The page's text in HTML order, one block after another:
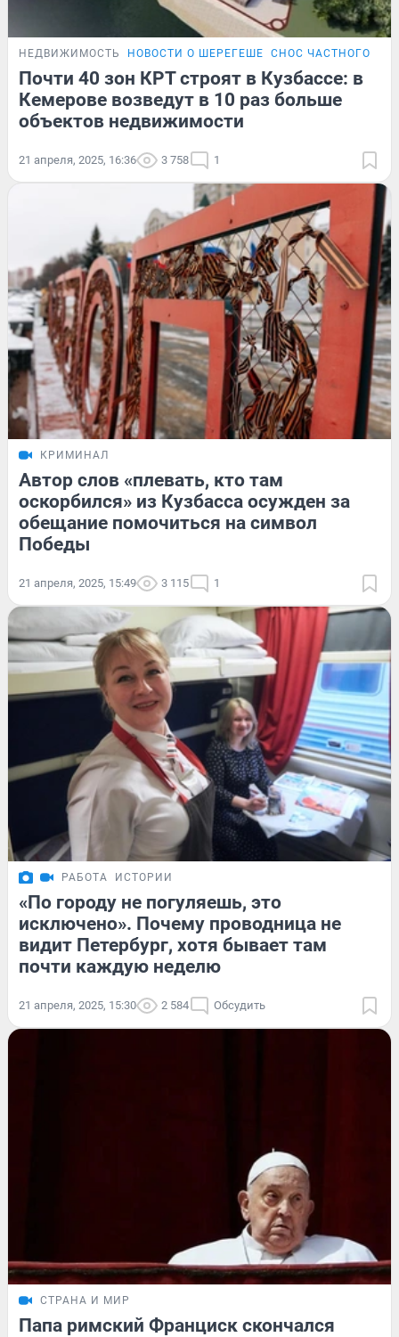
НЕДВИЖИМОСТЬ НОВОСТИ О ШЕРЕГЕШЕ СНОС ЧАСТНОГО
Почти 40 зон КРТ строят в Кузбассе: в
Кемерове возведут в 10 раз больше
объектов недвижимости
21 апреля, 2025, 16:36 3 758 1
КРИМИНАЛ
Автор слов «плевать, кто там
оскорбился» из Кузбасса осужден за
обещание помочиться на символ
Победы
21 апреля, 2025, 15:49 3 115 1
РАБОТА ИСТОРИИ
«По городу не погуляешь, это
исключено». Почему проводница не
видит Петербург, хотя бывает там
почти каждую неделю
21 апреля, 2025, 15:30 2 584 Обсудить
СТРАНА И МИР
Папа римский Франциск скончался